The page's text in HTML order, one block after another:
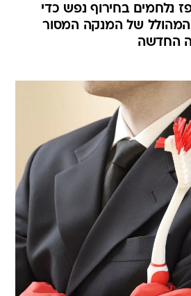
נלחמים בחירוף נפש כדי
של המנקה המסור
החדשה